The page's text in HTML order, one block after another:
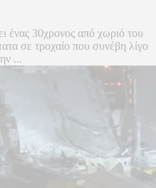
ένας 30χρονος από χωριό του
σε τροχαίο που συνέβη λίγο
...